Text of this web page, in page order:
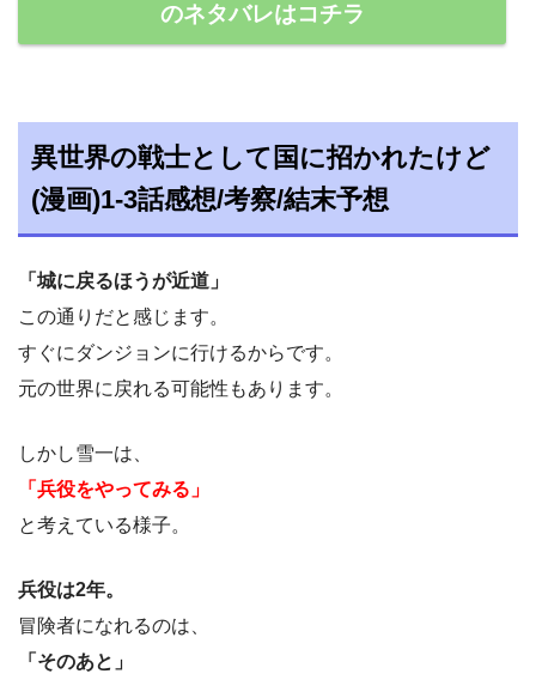
のネタバレはコチラ
異世界の戦士として国に招かれたけど
(漫画)1-3話感想/考察/結末予想
「城に戻るほうが近道」
この通りだと感じます。
すぐにダンジョンに行けるからです。
元の世界に戻れる可能性もあります。
しかし雪一は、
「兵役をやってみる」
と考えている様子。
兵役は2年。
冒険者になれるのは、
「そのあと」